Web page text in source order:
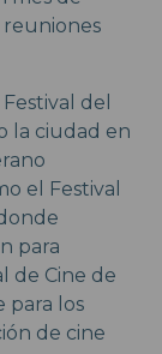
reuniones
del
la ciudad en
el Festival
para
de Cine de
para los
de cine